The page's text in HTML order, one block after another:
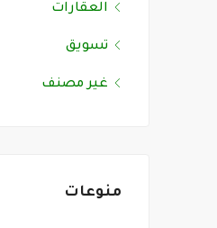
العقارات
تسويق
غير مصنف
منوعات